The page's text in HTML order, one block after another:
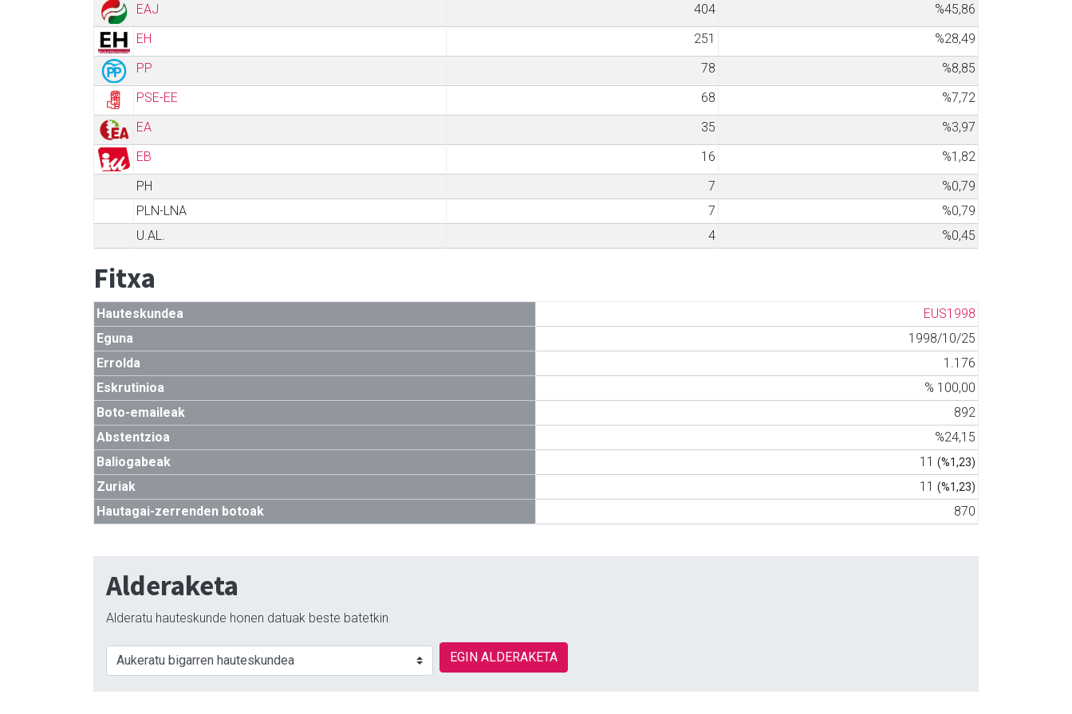
EAJ
404
%45,86
EH
251
%28,49
PP
78
%8,85
PSE-EE
68
%7,72
EA
35
%3,97
EB
16
%1,82
PH
7
%0,79
PLN-LNA
7
%0,79
U.AL.
4 %0,45
Fitxa
Hauteskundea
EUS1998
Eguna
1998/10/25
Errolda
1.176
Eskrutinioa
% 100,00
Boto-emaileak
892
Abstentzioa
%24,15
Baliogabeak
11 (%1,23)
Zuriak 11 (%1,23)
Hautagai-zerrenden botoak 870
Alderaketa
Alderatu hauteskunde honen datuak beste batetkin
EGIN ALDERAKETA